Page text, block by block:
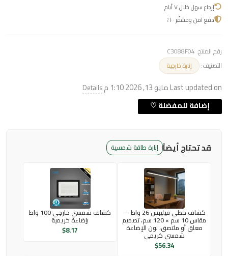
إرجاع سهل خلال ٧ أيام
دفع آمن ومشفّر ١٠٠٪
رقم المنتج: C3088F04
التصنيف:
إنارة خارجية
Last updated on مايو 13, 2026 1:10 م Details
قد تحتاج أيضاً إنارة طاقة شمسية
كشاف خطي فيليبس 26 واط —
مقاس 10 سم × 120 سم، تصميم
معلق أو ملتصق، لون الإضاءة
شمسي كريمي
$56.34
كشاف شمسي خارجي 100 واط
بإضاءة كريمية
$8.17